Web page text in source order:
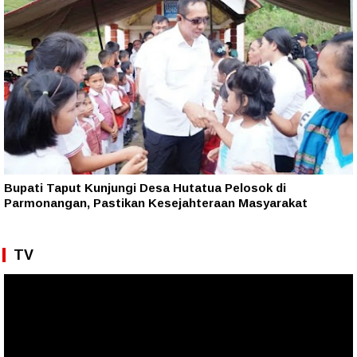
Bupati Taput Kunjungi Desa Hutatua Pelosok di
Parmonangan, Pastikan Kesejahteraan Masyarakat
TV